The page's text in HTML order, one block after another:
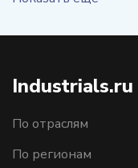
Industrials.ru
По отраслям
По регионам